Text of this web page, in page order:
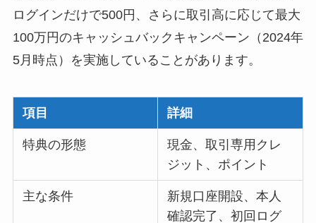
ログインだけで500円、さらに取引高に応じて最大
100万円のキャッシュバックキャンペーン（2024年
5月時点）を実施していることがあります。
項目 詳細
特典の形態
現金、取引専用クレ
ジット、ポイント
主な条件
新規口座開設、本人
確認完了、初回ログ